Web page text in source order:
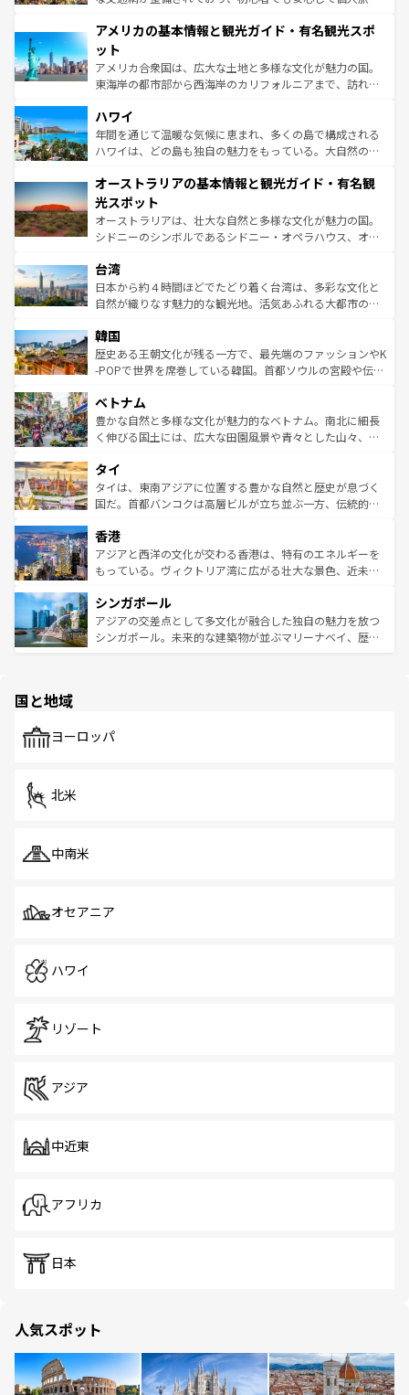
ンツ一覧を参照してほしい。
の建物がそのまま残る町や、スイスならではのユニークな
博物館もあり、アルプス観光だけでなく町歩きも満喫する
ことができる。国民の所得が高いため物価も高いが、旅行
者向けの交通パス提供のサービスもあり、うまく活用すれ
着のスイス情報は
アメリカの基本情報と観光ガイド・有名観光スポ
ット
アメリカ合衆国は、広大な土地と多様な文化が魅力の国。
東海岸の都市部から西海岸のカリフォルニアまで、訪れる
のような巨大都市は、観光、ショッピング、エンターテイ
ンメントが詰まった刺激的なスポットだ。一方、アメリカ
西部には大自然が広がり、グランドキャニオンやイエロー
部のニューオーリンズでは、音楽と美食が融合した独特の
文化が魅力。旅行者はアメリカの各地域で異なる魅力を楽
しみながら、その多様性と豊かな歴史を感じることができ
るだろう。車でのロードトリップや列車の旅も、アメリカ
情報は
ハワイ
年間を通じて温暖な気候に恵まれ、多くの島で構成される
ハワイは、どの島も独自の魅力をもっている。大自然の神
ワイ島は見逃せない。また、定番の観光地といえばオアフ
島だが、静かな自然を求めるならマウイ島やカウアイ島が
おすすめ。エメラルドグリーンに輝く海をはじめ、豊かな
文化や歴史が息づいている。「アロハスピリット」と呼ば
人々、おいしいローカルフードやハワイアンミュージッ
ク、伝統的なフラダンスなど、すべてがハワイの魅力を彩
っている。訪れるたびに新しい発見と感動が待っているハ
はコンテンツ一覧
オーストラリアの基本情報と観光ガイド・有名観
光スポット
オーストラリアは、壮大な自然と多様な文化が魅力の国。
シドニーのシンボルであるシドニー・オペラハウス、オー
リアリーフや大陸中央部にそびえるウルル（エアーズロッ
ク）、タスマニアの美しい原生林やケアンズの熱帯雨林な
ど、見どころがたくさん。また、カフェやワイン、オージ
いる。アクティビティも充実しており、サーフィンやダイ
ビング、ハイキングなど、アウトドア好きにはたまらな
い。オーストラリアの多彩な魅力を存分に味わいつくそ
参照してほしい。
台湾
日本から約４時間ほどでたどり着く台湾は、多彩な文化と
自然が織りなす魅力的な観光地。活気あふれる大都市の台
ン）、静ひつな山岳地帯である台湾東部など、都市の喧騒
と山間の静けさが共存しており、訪れる人に新しい発見と
驚きをもたらしてくれる。また、奥深い台湾の食文化も魅
容にもいいと評判のスイーツなど、バラエティ豊かな料理
が味わえる。 なお、新着の台湾情報は コンテンツ一覧を参
照してほしい。
韓国
歴史ある王朝文化が残る一方で、最先端のファッションやK
-POPで世界を席巻している韓国。首都ソウルの宮殿や伝統
き、地方に足を延ばせば四季折々の自然美を楽しむことが
できる。そして、キムチや焼肉、絶品のストリートフード
まで、さまざまな韓国料理が待っている。夜には、韓国な
リティに包まれながら、韓国の多彩な魅力を心ゆくまで味
わってみてほしい。 なお、新着の韓国情報はコンテンツ一
覧を参照してほしい。
ベトナム
豊かな自然と多様な文化が魅力的なベトナム。南北に細長
く伸びる国土には、広大な田園風景や青々とした山々、世
急速な発展と共に伝統が息づく。ハノイの古い町並みやホ
ーチミン市のフランス統治時代の建物も、独特の雰囲気を
醸し出している。また、バラエティの豊かさとおいしさで
とつ。フォーやバインミー、ベトナムコーヒーなどは、ぜ
ひ現地で味わいたい。どの地域を訪れてもあたたかい人々
が旅行者を迎えてくれるので、きっと忘れられない旅にな
参照してほしい。
タイ
タイは、東南アジアに位置する豊かな自然と歴史が息づく
国だ。首都バンコクは高層ビルが立ち並ぶ一方、伝統的な
の活気が交差している。北部ではチェンマイなどの山岳地
帯で自然と触れ合い、南部ではプーケットやクラビの美し
いビーチでリゾート気分を楽しむことができる。タイ料理
激する。気候は一年中温暖で、どの季節にも異なる楽しみ
が待っている。親しみやすいタイの人々、仏教を中心とし
た文化、そして多様な観光資源が、訪れる旅人を魅了し続
香港
アジアと西洋の文化が交わる香港は、特有のエネルギーを
もっている。ヴィクトリア湾に広がる壮大な景色、近未来
み、どこを訪れても感動するはず。観光スポットが密集し
ており、効率よく見どころを回れるのも魅力。息をのむよ
うな絶景から文化的な体験まで、香港を存分に楽しみ尽く
シンガポール
アジアの交差点として多文化が融合した独自の魅力を放つ
シンガポール。未来的な建築物が並ぶマリーナベイ、歴史
で、ホーカーズは地元の風情を楽しめる外せないスポット
国と地域
ヨーロッパ
北米
中南米
オセアニア
ハワイ
リゾート
アジア
中近東
アフリカ
日本
人気スポット